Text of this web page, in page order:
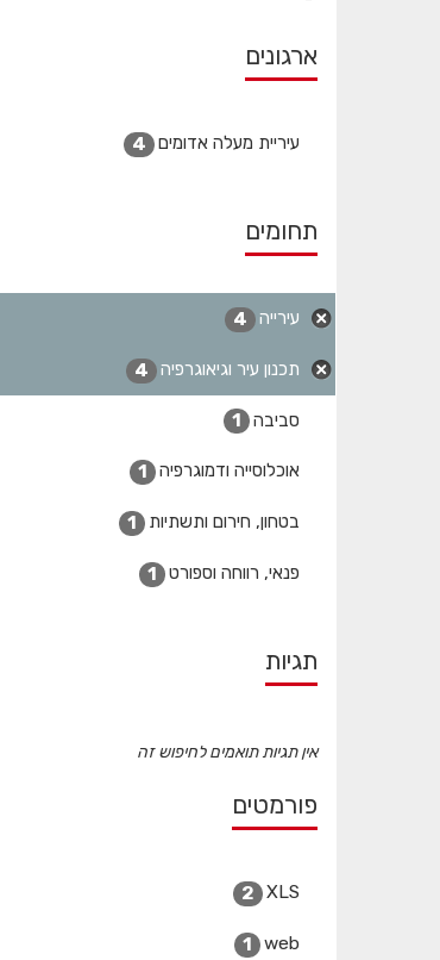
ארגונים
עיריית מעלה אדומים 4
תחומים
עירייה 4
תכנון עיר וגיאוגרפיה 4
סביבה 1
אוכלוסייה ודמוגרפיה 1
בטחון, חירום ותשתיות 1
פנאי, רווחה וספורט 1
תגיות
אין תגיות תואמים לחיפוש זה
פורמטים
XLS
2
web
1